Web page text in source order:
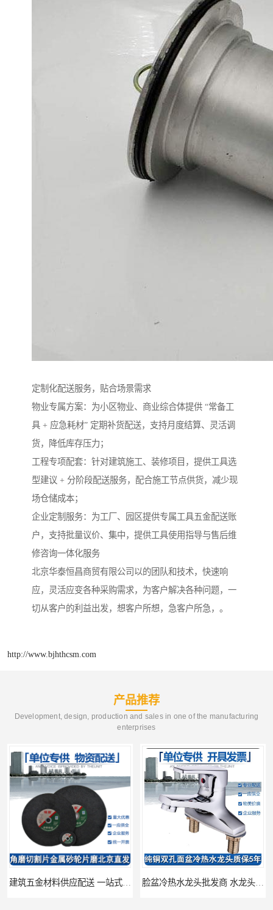
定制化配送服务，贴合场景需求​
物业专属方案：为小区物业、商业综合体提供 “常备工
具 + 应急耗材” 定期补货配送，支持月度结算、灵活调
货，降低库存压力；​
工程专项配套：针对建筑施工、装修项目，提供工具选
型建议 + 分阶段配送服务，配合施工节点供货，减少现
场仓储成本；​
企业定制服务：为工厂、园区提供专属工具五金配送账
户，支持批量议价、集中，提供工具使用指导与售后维
修咨询一体化服务
北京华泰恒昌商贸有限公司以的团队和技术，快速响
应，灵活应变各种采购需求，为客户解决各种问题，一
切从客户的利益出发，想客户所想，急客户所急，。
http://www.bjhthcsm.com
产品推荐
Development, design, production and sales in one of the manufacturing
enterprises